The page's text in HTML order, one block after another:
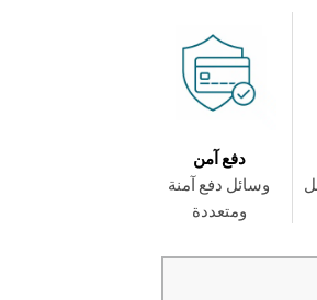
دفع آمن
وسائل دفع آمنة
ومتعددة